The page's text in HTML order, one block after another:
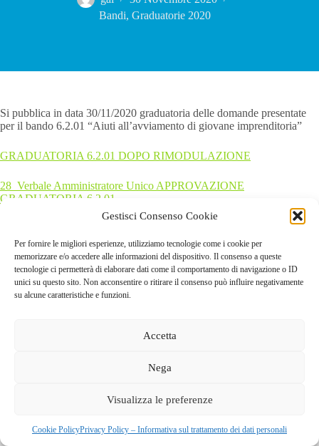
Gestisci Consenso Cookie
Per fornire le migliori esperienze, utilizziamo tecnologie come i cookie per
memorizzare e/o accedere alle informazioni del dispositivo. Il consenso a queste
tecnologie ci permetterà di elaborare dati come il comportamento di navigazione o ID
unici su questo sito. Non acconsentire o ritirare il consenso può influire negativamente
su alcune caratteristiche e funzioni.
Accetta
Nega
Visualizza le preferenze
Cookie PolicyPrivacy Policy – Informativa sul trattamento dei dati personali
Bandi, Graduatorie 2020
Si pubblica in data 30/11/2020 graduatoria delle domande presentate
per il bando 6.2.01 “Aiuti all’avviamento di giovane imprenditoria”
GRADUATORIA 6.2.01 DOPO RIMODULAZIONE
28_Verbale Amministratore Unico APPROVAZIONE
GRADUATORIA 6.2.01
Via Valmarina, 25 – 24123Bergamo| C.F. 04240740169 –
Copyright © 2026 - Tema WordPress sviluppato daCreative
Themes